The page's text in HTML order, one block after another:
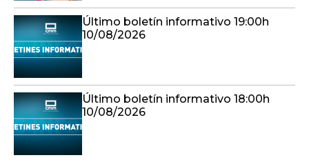
Último boletín informativo 19:00h
10/08/2026
Último boletín informativo 18:00h
10/08/2026